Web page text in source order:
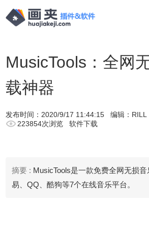
​MusicTools：全网
载神器
发布时间： 2020/9/17 11:44:15 编辑：RILL
223854次浏览
软件下载
摘要 : MusicTools是一款免费全网无损
易、QQ、酷狗等7个在线音乐平台。